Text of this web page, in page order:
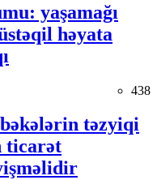
yaşamağı
həyata
438
təzyiqi
ticarət